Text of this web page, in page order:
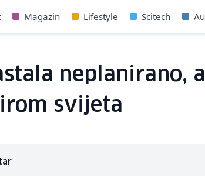
Magazin Lifestyle Scitech
neplanirano,
svijeta